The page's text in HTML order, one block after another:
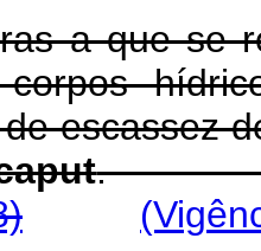
a que se
escassez